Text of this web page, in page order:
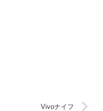
Vivoナイフ